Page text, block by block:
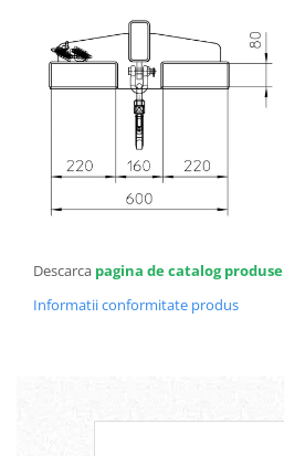
Prelungitor lame stivuitor CAM
attachments
Atasamente profesionale CAM
Cleste ridicare butoi
Dispozitive ridicare butoaie
Descarca pagina de catalog produse
Informatii conformitate produs